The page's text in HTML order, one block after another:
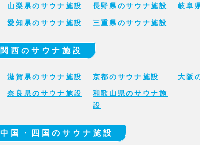
山梨県のサウナ施設 長野県のサウナ施設 岐阜
愛知県のサウナ施設 三重県のサウナ施設
関西のサウナ施設
滋賀県のサウナ施設 京都のサウナ施設 大阪
奈良県のサウナ施設
和歌山県のサウナ施
設
中国・四国のサウナ施設